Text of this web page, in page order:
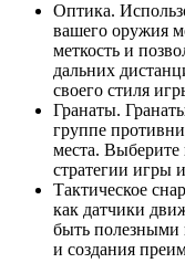
Оптика.
вашего оружия
меткость и
дальних
своего стиля
Гранаты.
группе
места. Выберите
стратегии игры
Тактическое
как датчики
быть полезными
и создания